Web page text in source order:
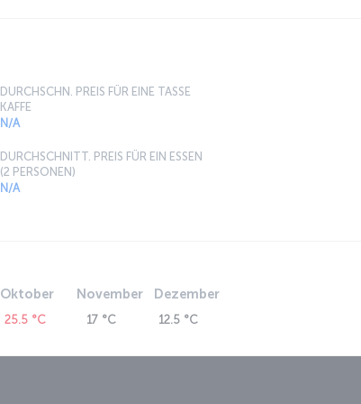
DURCHSCHN. PREIS FÜR EINE TASSE
KAFFE
N/A
DURCHSCHNITT. PREIS FÜR EIN ESSEN
(2 PERSONEN)
N/A
Oktober
25.5 °C
November
17 °C
Dezember
12.5 °C